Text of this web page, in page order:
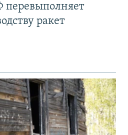
ракет